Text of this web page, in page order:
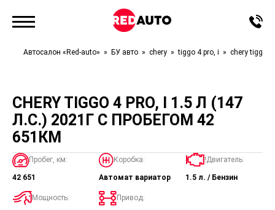
Автосалон «Red-auto» БУ авто chery tiggo 4 pro, i chery tiggo 4
CHERY TIGGO 4 PRO, I 1.5 Л (147
Л.С.) 2021Г С ПРОБЕГОМ 42
651КМ
Пробег, км:
42 651
Коробка:
Автомат вариатор
!Двигатель:
1.5 л. / Бензин
Мощность: Привод: